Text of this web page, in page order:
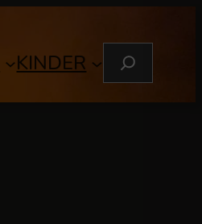
KINDER